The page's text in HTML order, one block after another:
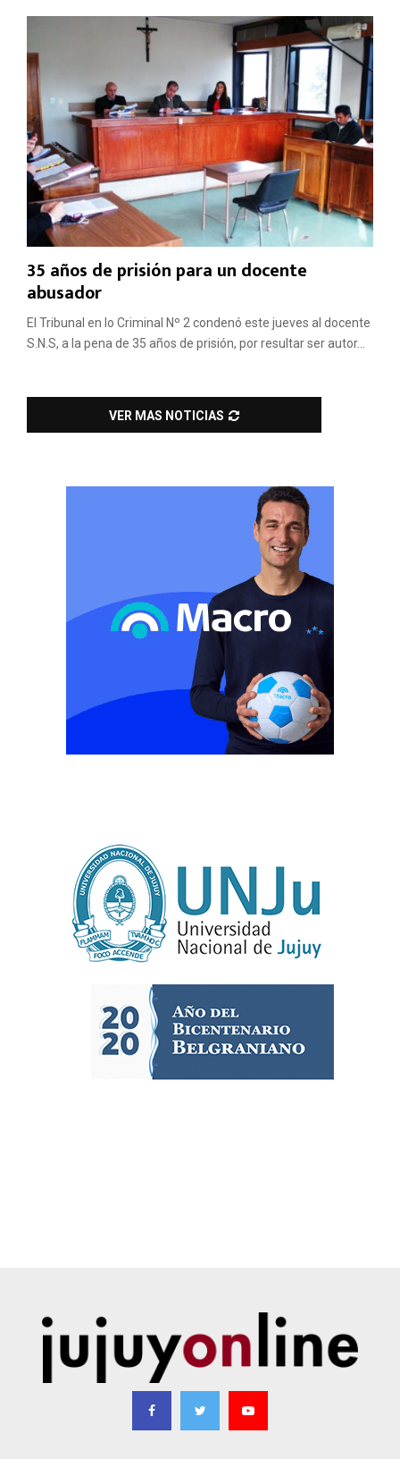
35 años de prisión para un docente
abusador
El Tribunal en lo Criminal Nº 2 condenó este jueves al docente
S.N.S, a la pena de 35 años de prisión, por resultar ser autor...
VER MAS NOTICIAS